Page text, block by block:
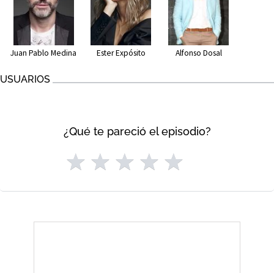
Juan Pablo Medina Ester Expósito Alfonso Dosal
USUARIOS
¿Qué te pareció el episodio?